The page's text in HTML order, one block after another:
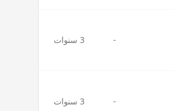
- 3 سنوات
- 3 سنوات